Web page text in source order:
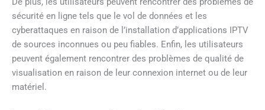
sécurité en ligne tels que le vol de données et les
cyberattaques en raison de l’installation d’applications IPTV
de sources inconnues ou peu fiables. Enfin, les utilisateurs
peuvent également rencontrer des problèmes de qualité de
visualisation en raison de leur connexion internet ou de leur
matériel.